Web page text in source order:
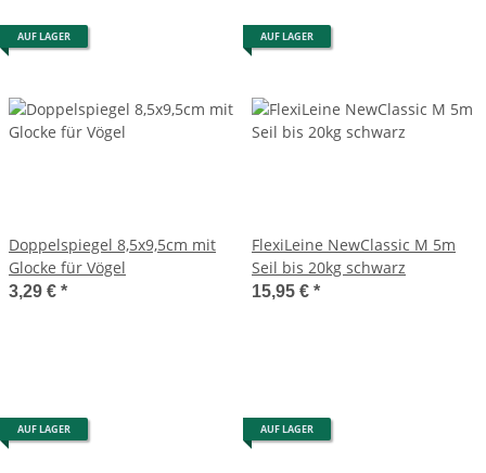
AUF LAGER
Doppelspiegel 8,5x9,5cm mit
Glocke für Vögel
3,29 € *
AUF LAGER
FlexiLeine NewClassic M 5m
Seil bis 20kg schwarz
15,95 € *
AUF LAGER AUF LAGER